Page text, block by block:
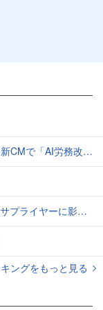
したら「すぐに休んで」と言われる？
ライヤーに影響も
ングをもっと見る